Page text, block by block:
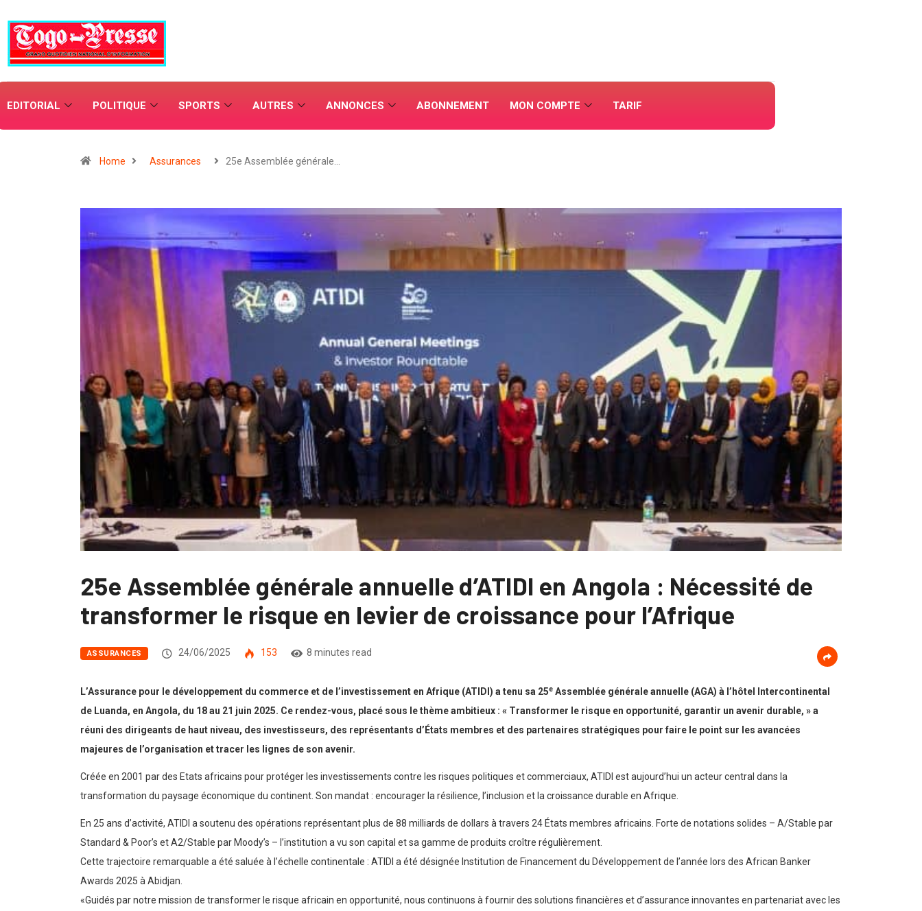
EDITORIAL POLITIQUE SPORTS AUTRES ANNONCES ABONNEMENT MON COMPTE TARIF
Home Assurances 25e Assemblée générale…
25e Assemblée générale annuelle d’ATIDI en Angola : Nécessité de
transformer le risque en levier de croissance pour l’Afrique
ASSURANCES 24/06/2025 153 8 minutes read
L’Assurance pour le développement du commerce et de l’investissement en Afrique (ATIDI) a tenu sa 25e Assemblée générale annuelle (AGA) à l’hôtel Intercontinental
de Luanda, en Angola, du 18 au 21 juin 2025. Ce rendez-vous, placé sous le thème ambitieux : « Transformer le risque en opportunité, garantir un avenir durable, » a
réuni des dirigeants de haut niveau, des investisseurs, des représentants d’États membres et des partenaires stratégiques pour faire le point sur les avancées
majeures de l’organisation et tracer les lignes de son avenir.
Créée en 2001 par des Etats africains pour protéger les investissements contre les risques politiques et commerciaux, ATIDI est aujourd’hui un acteur central dans la
transformation du paysage économique du continent. Son mandat : encourager la résilience, l’inclusion et la croissance durable en Afrique.
En 25 ans d’activité, ATIDI a soutenu des opérations représentant plus de 88 milliards de dollars à travers 24 États membres africains. Forte de notations solides – A/Stable par
Standard & Poor’s et A2/Stable par Moody’s – l’institution a vu son capital et sa gamme de produits croître régulièrement.
Cette trajectoire remarquable a été saluée à l’échelle continentale : ATIDI a été désignée Institution de Financement du Développement de l’année lors des African Banker
Awards 2025 à Abidjan.
«Guidés par notre mission de transformer le risque africain en opportunité, nous continuons à fournir des solutions financières et d’assurance innovantes en partenariat avec les